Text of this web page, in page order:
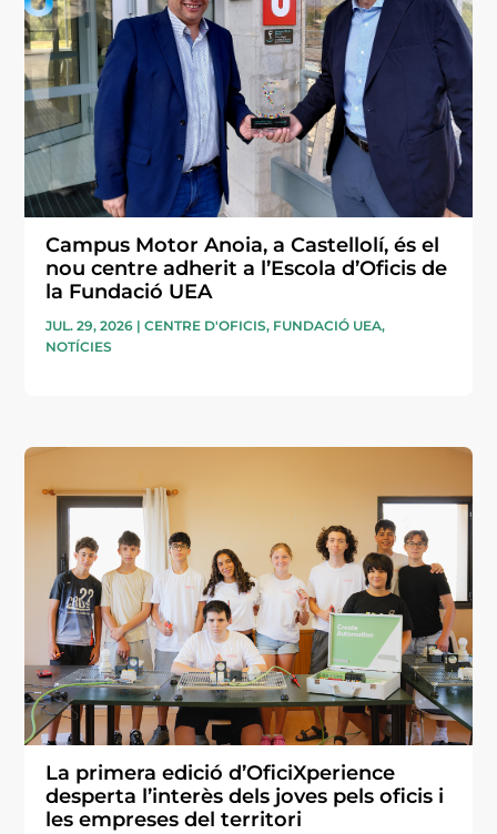
Campus Motor Anoia, a Castellolí, és el
nou centre adherit a l’Escola d’Oficis de
la Fundació UEA
JUL. 29, 2026 |CENTRE D'OFICIS, FUNDACIÓ UEA,
NOTÍCIES
La primera edició d’OficiXperience
desperta l’interès dels joves pels oficis i
les empreses del territori